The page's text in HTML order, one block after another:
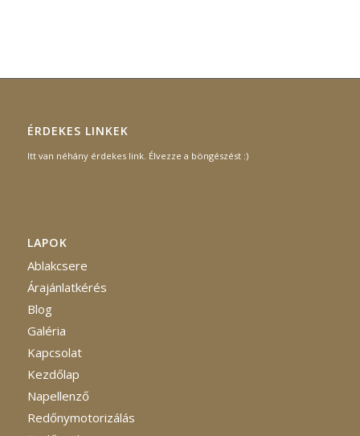
ÉRDEKES LINKEK
Itt van néhány érdekes link. Élvezze a böngészést :)
LAPOK
Ablakcsere
Árajánlatkérés
Blog
Galéria
Kapcsolat
Kezdőlap
Napellenző
Redőnymotorizálás